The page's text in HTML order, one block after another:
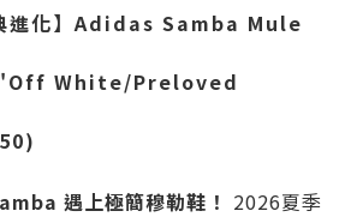
進化】Adidas Samba Mule
"Off White/Preloved
遇上極簡穆勒鞋！ 2026夏季